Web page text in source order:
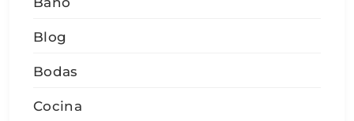
Blog
Bodas
Cocina